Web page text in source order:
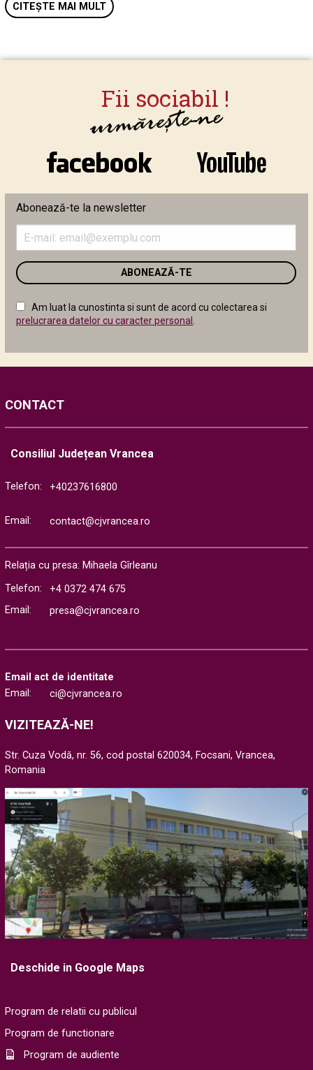
CITEȘTE MAI MULT
Abonează-te la newsletter
adresa
email
în
următor
Am luat la cunostinta si sunt de acord cu colectarea si
prelucrarea datelor cu caracter personal
CONTACT
Consiliul Județean Vrancea
Telefon: +40237616800
Email: contact@cjvrancea.ro
Relația cu presa: Mihaela Gîrleanu
Telefon:
+4 0372 474 675
Email:
presa@cjvrancea.ro
Email act de identitate
Email:
ci@cjvrancea.ro
VIZITEAZĂ-NE!
Str. Cuza Vodă, nr. 56, cod postal 620034, Focsani, Vrancea,
Romania
Deschide in Google Maps
Program de relatii cu publicul
Program de functionare
Program de audiente